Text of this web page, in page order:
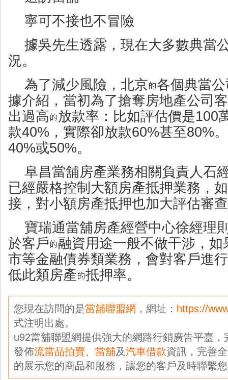
寧可不接也不冒險
據吳先生透露，現在大多數典當
況。
為了減少風險，北京
各個典當
據介紹，當初為了搶奪房地產公司
出過高
放款率：比如評估價是100
款40%，實際卻放款60%甚至80%
40%或50%。
阜昌當舖房產業務相關負責人石
已經嚴格控制大額房產抵押業務，
接，對小額房產抵押也加大評估審
寶瑞通當舖房產經營中心徐經理
於客戶
融資用途一般不做干涉，如
市等金融債券類業務，會對客戶進
低此類房產 抵押率。
您現在訪問的是當舖聯盟網 ，網址： https://
式注明出處。
u92當舖聯盟網提供強大的網路行銷廣告平臺
發佈流當品拍賣、 當舖及汽車借款資訊，完善
的展示您的商品和服務，讓您的客戶及時聯繫